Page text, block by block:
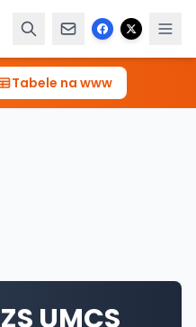
Tabele na www
UMCS